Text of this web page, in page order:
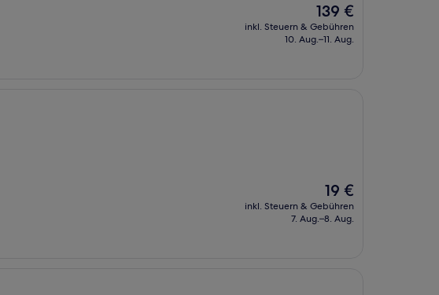
Der
Preis
beträgt
139 €
inkl. Steuern & Gebühren
10. Aug.–11. Aug.
Der
Preis
beträgt
19 €
inkl. Steuern & Gebühren
7. Aug.–8. Aug.